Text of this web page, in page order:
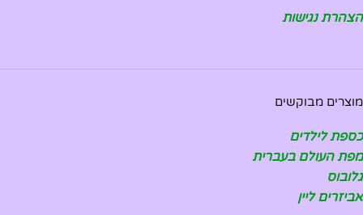
הצהרת נגישות
מוצרים מבוקשים
כספת לילדים
מפת העולם בעברית
גלובוס
אביזרים ליין